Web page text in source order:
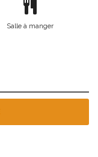
Salle à manger